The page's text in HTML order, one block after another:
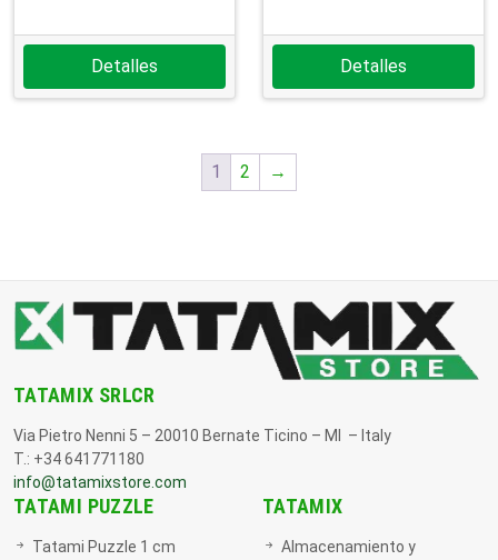
Detalles Detalles
1 2 →
TATAMIX SRLCR
Via Pietro Nenni 5 – 20010 Bernate Ticino – MI – Italy
T.: +34 641771180
info@tatamixstore.com
TATAMI PUZZLE
Tatami Puzzle 1 cm
TATAMIX
Almacenamiento y